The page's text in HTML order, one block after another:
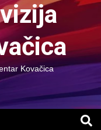
Kovačica